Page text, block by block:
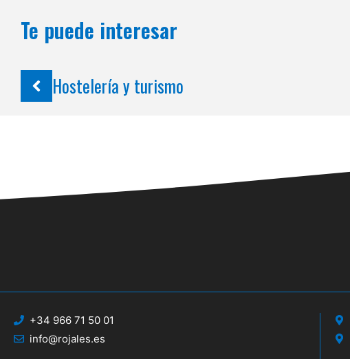
Te puede interesar
Hostelería y turismo
+34 966 71 50 01
info@rojales.es